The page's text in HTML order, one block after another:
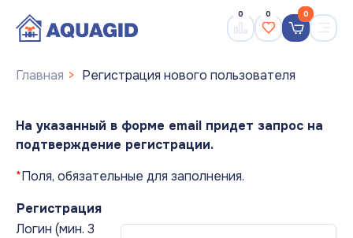
0 0 0
Главная Регистрация нового пользователя
На указанный в форме email придет запрос на
подтверждение регистрации.
*Поля, обязательные для заполнения.
Регистрация
Логин (мин. 3